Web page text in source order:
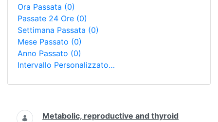
Ora Passata (0)
Passate 24 Ore (0)
Settimana Passata (0)
Mese Passato (0)
Anno Passato (0)
Intervallo Personalizzato…
Ricerca
Metabolic, reproductive and thyroid